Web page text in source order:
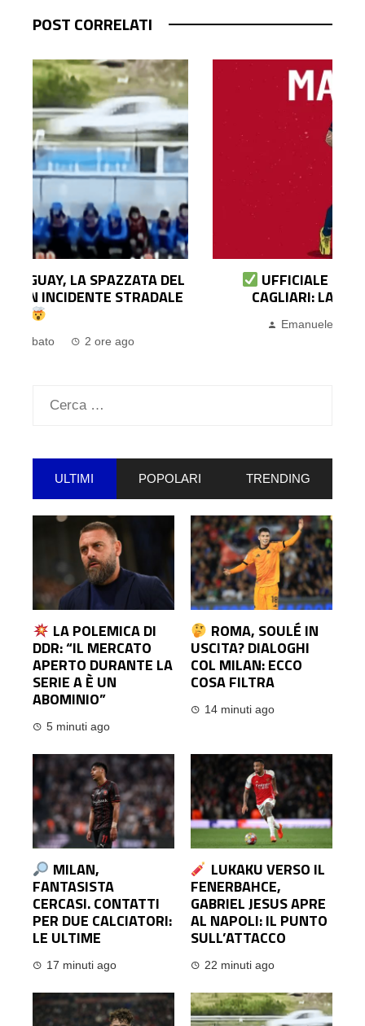
POST CORRELATI
UFFICIALE | DANIEL MALDINI È DEL
CAGLIARI: LA FORMULA E LE CIFRE
2 ore ago
Ricerca
ULTIMI POPOLARI TRENDING
LA POLEMICA DI
DDR: “IL MERCATO
APERTO DURANTE LA
SERIE A È UN
ABOMINIO”
5 minuti ago
ROMA, SOULÉ IN
USCITA? DIALOGHI
COL MILAN: ECCO
COSA FILTRA
14 minuti ago
MILAN,
FANTASISTA
CERCASI. CONTATTI
PER DUE CALCIATORI:
LE ULTIME
17 minuti ago
LUKAKU VERSO IL
FENERBAHCE,
GABRIEL JESUS APRE
AL NAPOLI: IL PUNTO
SULL’ATTACCO
22 minuti ago